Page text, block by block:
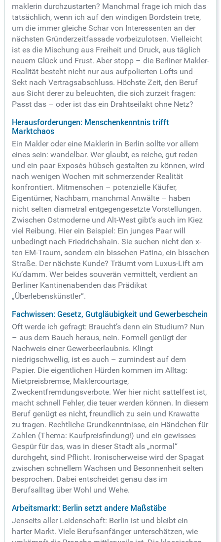
maklerin durchzustarten? Manchmal frage ich mich das
tatsächlich, wenn ich auf den windigen Bordstein trete,
um die immer gleiche Schar von Interessenten an der
nächsten Gründerzeitfassade vorbeizulotsen. Vielleicht
ist es die Mischung aus Freiheit und Druck, aus täglich
neuem Glück und Frust. Aber stopp – die Berliner Makler-
Realität besteht nicht nur aus aufpolierten Lofts und
Sekt nach Vertragsabschluss. Höchste Zeit, den Beruf
aus Sicht derer zu beleuchten, die sich zurzeit fragen:
Passt das – oder ist das ein Drahtseilakt ohne Netz?
Herausforderungen: Menschenkenntnis trifft
Marktchaos
Ein Makler oder eine Maklerin in Berlin sollte vor allem
eines sein: wandelbar. Wer glaubt, es reiche, gut reden
und ein paar Exposés hübsch gestalten zu können, wird
nach wenigen Wochen mit schmerzender Realität
konfrontiert. Mitmenschen – potenzielle Käufer,
Eigentümer, Nachbarn, manchmal Anwälte – haben
nicht selten diametral entgegengesetzte Vorstellungen.
Zwischen Ostmoderne und Alt-West gibt’s auch im Kiez
viel Reibung. Hier ein Beispiel: Ein junges Paar will
unbedingt nach Friedrichshain. Sie suchen nicht den x-
ten EM-Traum, sondern ein bisschen Patina, ein bisschen
Straße. Der nächste Kunde? Träumt vom Luxus-Lift am
Ku’damm. Wer beides souverän vermittelt, verdient an
Berliner Kantinenabenden das Prädikat
„Überlebenskünstler“.
Fachwissen: Gesetz, Gutgläubigkeit und Gewerbeschein
Oft werde ich gefragt: Braucht’s denn ein Studium? Nun
– aus dem Bauch heraus, nein. Formell genügt der
Nachweis einer Gewerbeerlaubnis. Klingt
niedrigschwellig, ist es auch – zumindest auf dem
Papier. Die eigentlichen Hürden kommen im Alltag:
Mietpreisbremse, Maklercourtage,
Zweckentfremdungsverbote. Wer hier nicht sattelfest ist,
macht schnell Fehler, die teuer werden können. In diesem
Beruf genügt es nicht, freundlich zu sein und Krawatte
zu tragen. Rechtliche Grundkenntnisse, ein Händchen für
Zahlen (Thema: Kaufpreisfindung!) und ein gewisses
Gespür für das, was in dieser Stadt als „normal“
durchgeht, sind Pflicht. Ironischerweise wird der Spagat
zwischen schnellem Wachsen und Besonnenheit selten
besprochen. Dabei entscheidet genau das im
Berufsalltag über Wohl und Wehe.
Arbeitsmarkt: Berlin setzt andere Maßstäbe
Jenseits aller Leidenschaft: Berlin ist und bleibt ein
harter Markt. Viele Berufsanfänger unterschätzen, wie